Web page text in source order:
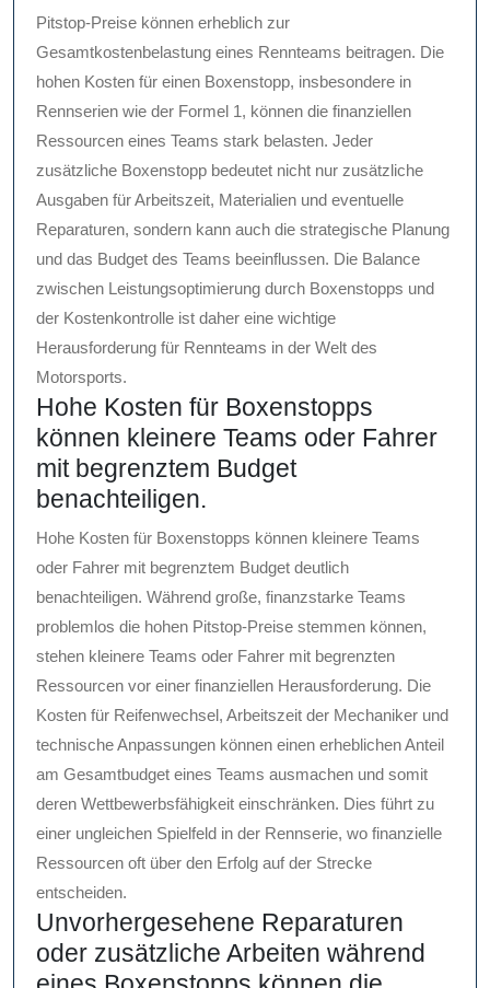
Pitstop-Preise können erheblich zur
Gesamtkostenbelastung eines Rennteams beitragen. Die
hohen Kosten für einen Boxenstopp, insbesondere in
Rennserien wie der Formel 1, können die finanziellen
Ressourcen eines Teams stark belasten. Jeder
zusätzliche Boxenstopp bedeutet nicht nur zusätzliche
Ausgaben für Arbeitszeit, Materialien und eventuelle
Reparaturen, sondern kann auch die strategische Planung
und das Budget des Teams beeinflussen. Die Balance
zwischen Leistungsoptimierung durch Boxenstopps und
der Kostenkontrolle ist daher eine wichtige
Herausforderung für Rennteams in der Welt des
Motorsports.
Hohe Kosten für Boxenstopps
können kleinere Teams oder Fahrer
mit begrenztem Budget
benachteiligen.
Hohe Kosten für Boxenstopps können kleinere Teams
oder Fahrer mit begrenztem Budget deutlich
benachteiligen. Während große, finanzstarke Teams
problemlos die hohen Pitstop-Preise stemmen können,
stehen kleinere Teams oder Fahrer mit begrenzten
Ressourcen vor einer finanziellen Herausforderung. Die
Kosten für Reifenwechsel, Arbeitszeit der Mechaniker und
technische Anpassungen können einen erheblichen Anteil
am Gesamtbudget eines Teams ausmachen und somit
deren Wettbewerbsfähigkeit einschränken. Dies führt zu
einer ungleichen Spielfeld in der Rennserie, wo finanzielle
Ressourcen oft über den Erfolg auf der Strecke
entscheiden.
Unvorhergesehene Reparaturen
oder zusätzliche Arbeiten während